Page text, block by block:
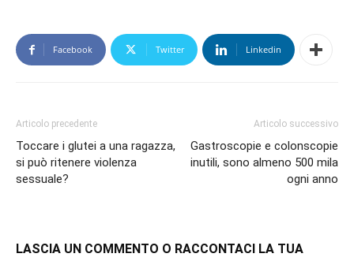
Facebook Twitter Linkedin
Articolo precedente
Toccare i glutei a una ragazza,
si può ritenere violenza
sessuale?
Articolo successivo
Gastroscopie e colonscopie
inutili, sono almeno 500 mila
ogni anno
LASCIA UN COMMENTO O RACCONTACI LA TUA